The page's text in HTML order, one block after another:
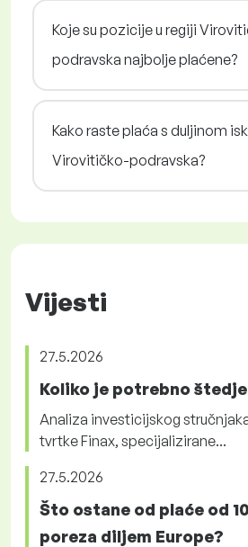
Koje su pozicije u regiji
podravska najbolje plaćene?
Kako raste plaća s duljinom
Virovitičko-podravska?
Vijesti
27.5.2026
Koliko je potrebno
Analiza investicijskog
tvrtke Finax, specijalizirane...
27.5.2026
Što ostane od plaće od
poreza diljem Europe?